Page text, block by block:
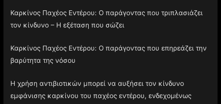
Καρκίνος Παχέος Εντέρου: Ο παράγοντας που τριπλασιάζει
τον κίνδυνο – Η εξέταση που σώζει
Καρκίνος Παχέος Εντέρου: Ο παράγοντας που επηρεάζει την
βαρύτητα της νόσου
Η χρήση αντιβιοτικών μπορεί να αυξήσει τον κίνδυνο
εμφάνισης καρκίνου του παχέος εντέρου, ενδεχομένως